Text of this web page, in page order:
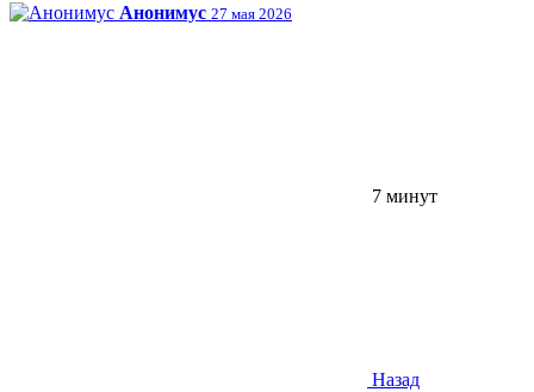
Анонимус 27 мая 2026
7 минут
Назад